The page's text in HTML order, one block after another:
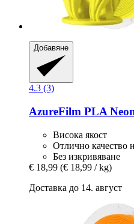
Добавяне
4.3 (3)
AzureFilm PLA
Висока якост
Отлично качество
Без изкривяване
€ 18,99 (€ 18,99 / kg)
Доставка до 14. август